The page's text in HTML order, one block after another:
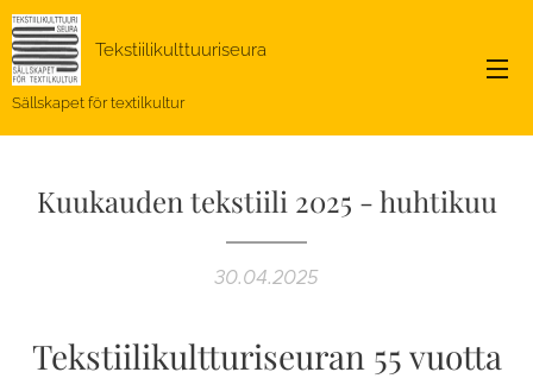
Tekstiilikulttuuriseura
Sällskapet för textilkultur
Kuukauden tekstiili 2025 - huhtikuu
30.04.2025
Tekstiilikultturiseuran 55 vuotta